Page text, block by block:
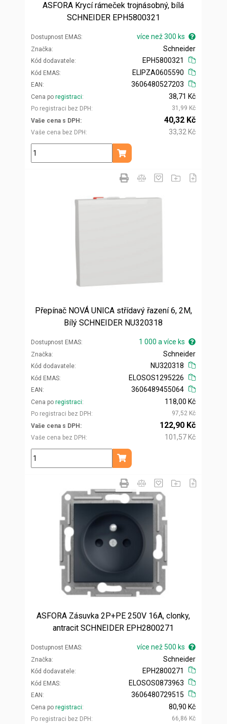
ASFORA Krycí rámeček trojnásobný, bílá
SCHNEIDER EPH5800321
Dostupnost EMAS více než 300 ks
Značka
Kód dodavatele
Schneider
EPH5800321
Kód EMAS
EAN
ELIPZA0605590
3606480527203
Cena po registraci
Po registraci bez DPH
38,71 Kč
31,99 Kč
Vaše cena s DPH
Vaše cena bez DPH
40,32 Kč
33,32 Kč
ks
Přidat do košíku
Přepínač NOVÁ UNICA střídavý řazení 6, 2M,
Bílý SCHNEIDER NU320318
Dostupnost EMAS 1 000 a více ks
Značka
Kód dodavatele
Schneider
NU320318
Kód EMAS
EAN
ELOSOS1295226
3606489455064
Cena po registraci
Po registraci bez DPH
118,00 Kč
97,52 Kč
Vaše cena s DPH
Vaše cena bez DPH
122,90 Kč
101,57 Kč
ks
Přidat do košíku
ASFORA Zásuvka 2P+PE 250V 16A, clonky,
antracit SCHNEIDER EPH2800271
Dostupnost EMAS více než 500 ks
Značka
Kód dodavatele
Schneider
EPH2800271
Kód EMAS
EAN
ELOSOS0873963
3606480729515
Cena po registraci
Po registraci bez DPH
80,90 Kč
66,86 Kč